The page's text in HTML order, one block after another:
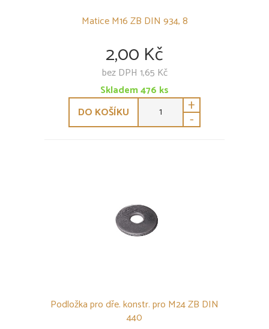
Matice M16 ZB DIN 934, 8
2,00 Kč
bez DPH 1,65 Kč
Skladem476 ks
DO KOŠÍKU
+
-
Podložka pro dře. konstr. pro M24 ZB DIN
440